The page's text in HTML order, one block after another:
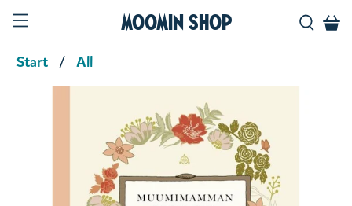
Moomin Shop
Start All
Product media